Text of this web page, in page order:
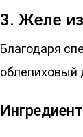
3. Желе
Благодаря
облепиховый